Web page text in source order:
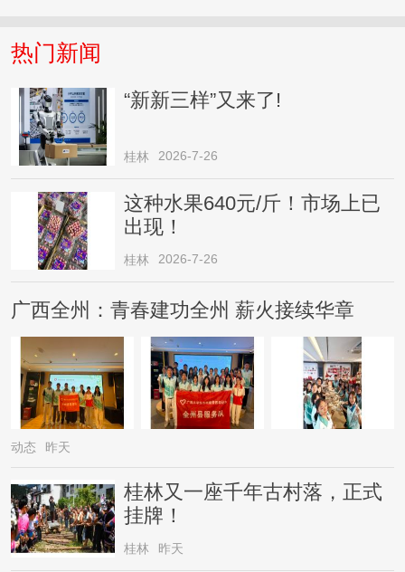
热门新闻
“新新三样”又来了!
桂林 2026-7-26
这种水果640元/斤！市场上已
出现！
桂林 2026-7-26
广西全州：青春建功全州 薪火接续华章
动态 昨天
桂林又一座千年古村落，正式
挂牌！
桂林 昨天